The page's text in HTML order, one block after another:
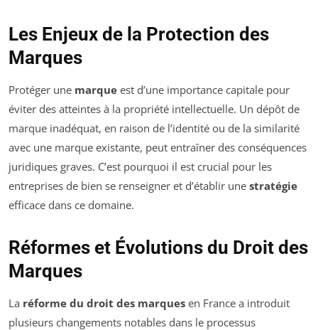
Les Enjeux de la Protection des
Marques
Protéger une marque est d’une importance capitale pour
éviter des atteintes à la propriété intellectuelle. Un dépôt de
marque inadéquat, en raison de l’identité ou de la similarité
avec une marque existante, peut entraîner des conséquences
juridiques graves. C’est pourquoi il est crucial pour les
entreprises de bien se renseigner et d’établir une stratégie
efficace dans ce domaine.
Réformes et Évolutions du Droit des
Marques
La réforme du droit des marques en France a introduit
plusieurs changements notables dans le processus